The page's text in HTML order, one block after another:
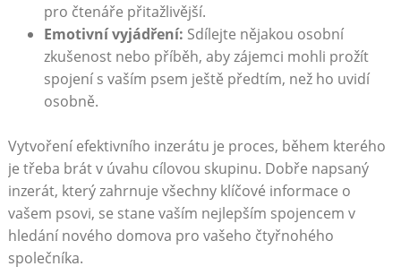
pro čtenáře ⁣přitažlivější.
Emotivní vyjádření: Sdílejte nějakou osobní
zkušenost nebo příběh, aby zájemci mohli prožít
spojení s vaším psem ještě předtím, než ho ‍uvidí
osobně.
Vytvoření efektivního inzerátu je proces, během kterého​
je třeba brát v úvahu cílovou skupinu. Dobře ⁤napsaný
inzerát, který zahrnuje všechny klíčové informace⁢ o
vašem psovi,⁢ se stane vaším ‍nejlepším spojencem v
hledání nového domova pro vašeho čtyřnohého
společníka.